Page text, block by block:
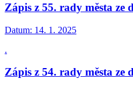
Zápis z 55. rady města ze
Datum: 14. 1. 2025
.
Zápis z 54. rady města ze